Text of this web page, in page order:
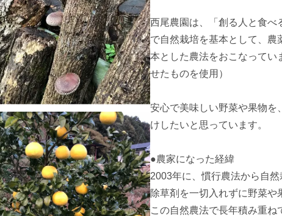
西尾農園は、「創る人と食べ
で自然栽培を基本として、農
本とした農法をおこなってい
せたものを使用）
安心で美味しい野菜や果物を
けしたいと思っています。
●農家になった経緯
2003年に、慣行農法から自
除草剤を一切入れずに野菜や
この自然農法で長年積み重ね